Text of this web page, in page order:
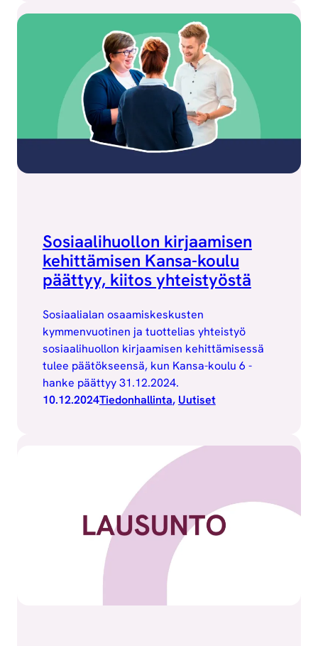
Sosiaalihuollon kirjaamisen
kehittämisen Kansa-koulu
päättyy, kiitos yhteistyöstä
Sosiaalialan osaamiskeskusten
kymmenvuotinen ja tuottelias yhteistyö
sosiaalihuollon kirjaamisen kehittämisessä
tulee päätökseensä, kun Kansa-koulu 6 -
hanke päättyy 31.12.2024.
10.12.2024Tiedonhallinta, Uutiset